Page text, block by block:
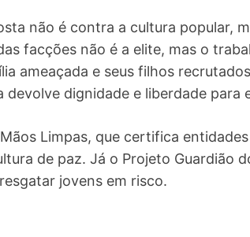
não é contra a cultura popular,
facções não é a elite, mas o
ameaçada e seus filhos
dignidade e liberdade para
Limpas, que certifica
de paz. Já o Projeto Guardião
jovens em risco.